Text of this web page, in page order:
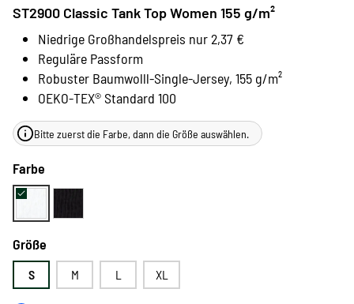
ST2900 Classic Tank Top Women 155 g/m²
Niedrige Großhandelspreis nur 2,37 €
Reguläre Passform
Robuster Baumwolll-Single-Jersey, 155 g/m²
OEKO-TEX® Standard 100
Bitte zuerst die Farbe, dann die Größe auswählen.
Farbe
Größe
S M L XL